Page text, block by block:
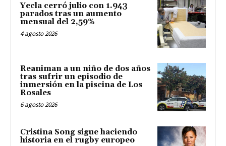
Yecla cerró julio con 1.943
parados tras un aumento
mensual del 2,59%
4 agosto 2026
Reaniman a un niño de dos años
tras sufrir un episodio de
inmersión en la piscina de Los
Rosales
6 agosto 2026
Cristina Song sigue haciendo
historia en el rugby europeo